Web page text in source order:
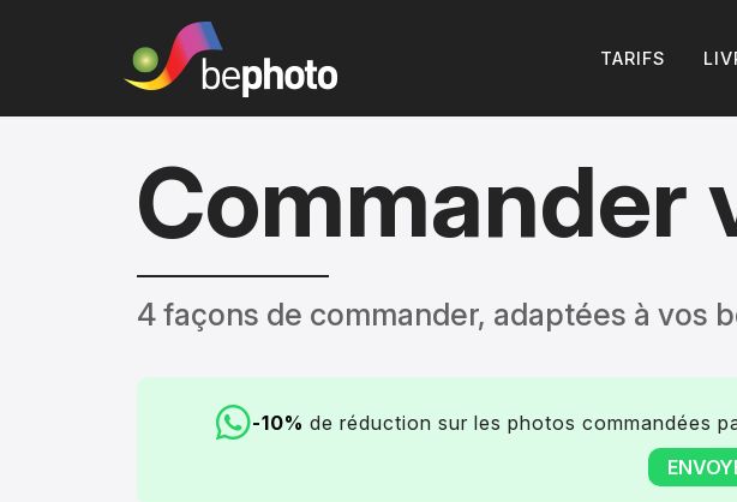
TARIFS
Commander
4 façons de commander, adaptées à vos
-10% de réduction sur les photos commandées